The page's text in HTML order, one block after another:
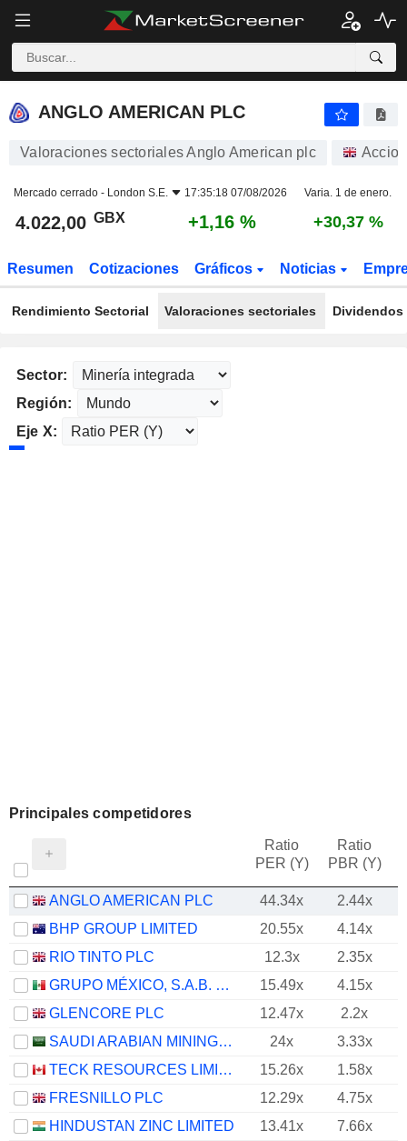
ANGLO AMERICAN PLC
ANGLO AMERICAN PLC
Valoraciones sectoriales Anglo American plc
Mercado cerrado - London S.E. 17:35:18 07/08/2026 Varia. 1 de enero.
4.022,00 GBX +1,16 % +30,37 %
Resumen Cotizaciones Gráficos Noticias
Rendimiento Sectorial Valoraciones sectoriales
Sector:
Región:
Eje X:
Principales competidores
Ratio
PER (Y)
Ratio
PBR (Y)
ANGLO AMERICAN PLC 44.34x
2.44x
BHP GROUP LIMITED
20.55x
4.14x
RIO TINTO PLC
12.3x
2.35x
GRUPO MÉXICO, S.A.B. DE C.V.
15.49x
4.15x
GLENCORE PLC
12.47x
2.2x
SAUDI ARABIAN MINING COMPANY (MAADEN)
24x
3.33x
TECK RESOURCES LIMITED
15.26x
1.58x
FRESNILLO PLC
12.29x
4.75x
HINDUSTAN ZINC LIMITED
13.41x
7.66x